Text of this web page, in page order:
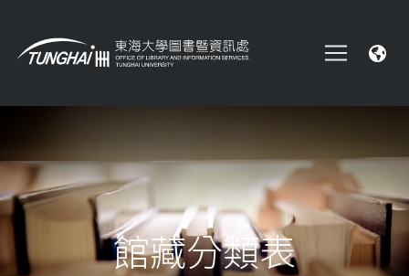
館藏分類表